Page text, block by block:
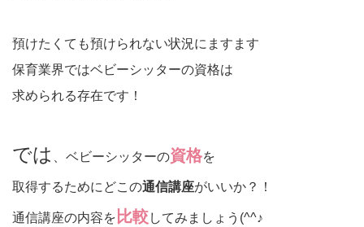
預けたくても預けられない状況にますます
保育業界ではベビーシッターの資格は
求められる存在です！
では 、ベビーシッターの資格を
取得するためにどこの通信講座がいいか？！
通信講座の内容を 比較してみましょう(^^♪